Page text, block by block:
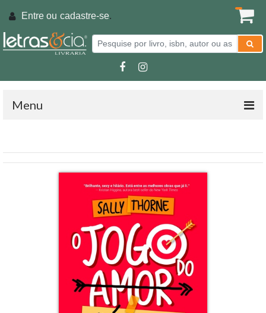
Entre ou cadastre-se.
Menu